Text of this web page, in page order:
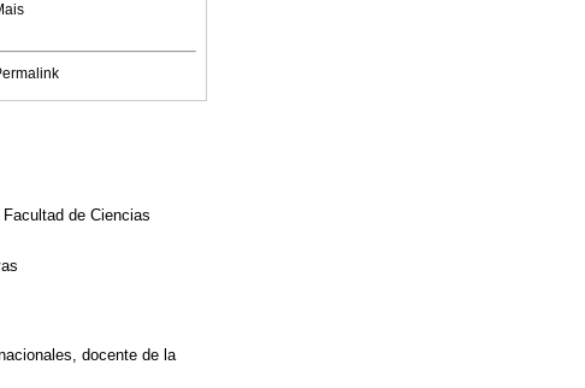
de Ciencias
docente de la